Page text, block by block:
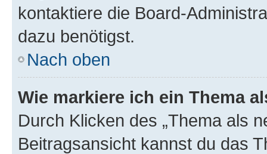
kontaktiere die Board-
dazu benötigst.
Nach oben
Wie markiere ich ein Thema
Durch Klicken des „Thema als
Beitragsansicht kannst du das